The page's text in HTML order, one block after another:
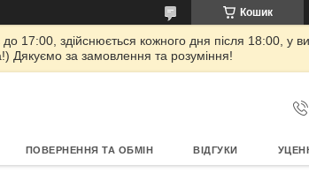
Кошик
17:00, здійснюється кожного дня після 18:00, у
Дякуємо за замовлення та розуміння!
ПОВЕРНЕННЯ ТА ОБМІН ВІДГУКИ